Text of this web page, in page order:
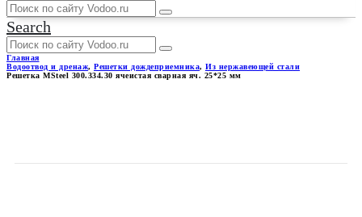
Search
Главная
Водоотвод и дренаж, Решетки дождеприемника, Из нержавеющей стали
Решетка MSteel 300.334.30 ячеистая сварная яч. 25*25 мм